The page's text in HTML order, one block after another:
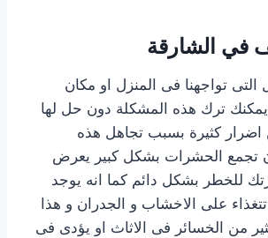
في الشارقة
تواجهنا فى المنزل او مكان
يمكنك ترك هذه المشكلة دون حل لها
كثيرة بسبب تجاهل هذه
تجمع الحشرات بشكل كبير يعرض
للخطر بشكل دائم كما انه يوجد
على الاخشاب و الجدران و هذا
من الخسائر فى الاثاث او يؤدى فى